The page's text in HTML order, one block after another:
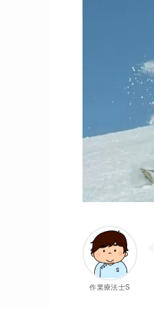
作業療法士S